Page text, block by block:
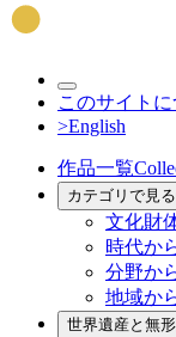
このサイトに
>English
作品一覧
カテゴリで見る
文化財
時代か
分野か
地域か
世界遺産と無